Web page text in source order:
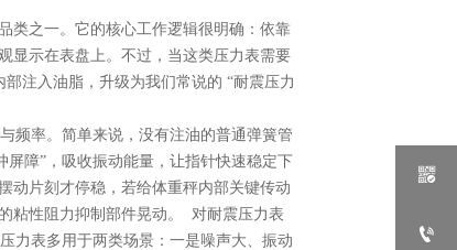
类之一。它的核心工作逻辑很明确：依靠
显示在表盘上。不过，当这类压力表需要
注入油脂，升级为我们常说的 “耐震压力
频率。简单来说，没有注油的普通弹簧管
障”，吸收振动能量，让指针快速稳定下
动片刻才停稳，若给体重秤内部关键传动
粘性阻力抑制部件晃动。 对耐震压力表
力表多用于两类场景：一是噪声大、振动

